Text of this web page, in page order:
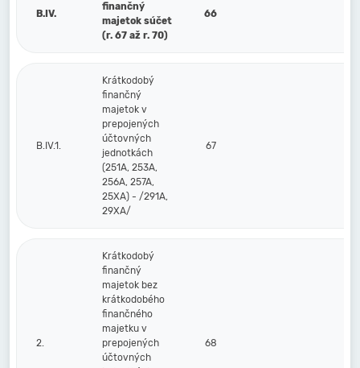
B.IV.
finančný
majetok súčet
(r. 67 až r. 70)
66
B.IV.1.
Krátkodobý
finančný
majetok v
prepojených
účtovných
jednotkách
(251A, 253A,
256A, 257A,
25XA) - /291A,
29XA/
67
2.
Krátkodobý
finančný
majetok bez
krátkodobého
finančného
majetku v
prepojených
účtovných
68